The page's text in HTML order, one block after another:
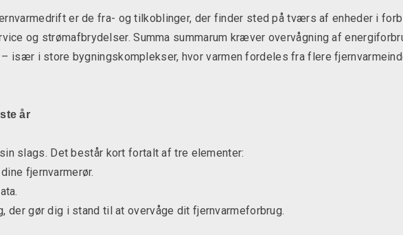
er de fra- og tilkoblinger, der finder sted på tværs af enheder i
og strømafbrydelser. Summa summarum kræver overvågning af
især i store bygningskomplekser, hvor varmen fordeles fra flere
år
slags. Det består kort fortalt af tre elementer:
fjernvarmerør.
der gør dig i stand til at overvåge dit fjernvarmeforbrug.